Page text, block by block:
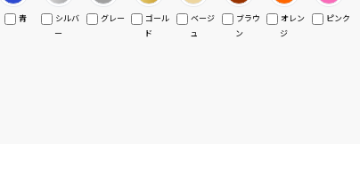
青
シルバ
ー
グレー
ゴール
ド
ベージ
ュ
ブラウ
ン
オレン
ジ
ピンク